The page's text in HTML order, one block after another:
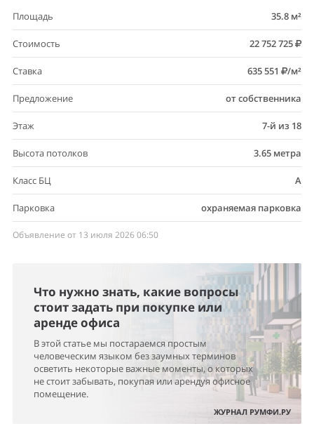
Площадь 35.8 м²
Стоимость 22 752 725
Ставка 635 551 /м²
Предложение от собственника
Этаж 7-й из 18
Высота потолков 3.65 метра
Класс БЦ A
Парковка охраняемая парковка
Объявление от 13 июля 2026 06:50
Что нужно знать, какие вопросы
стоит задать при покупке или
аренде офиса
В этой статье мы постараемся простым
человеческим языком без заумных терминов
осветить некоторые важные моменты, о которых
не стоит забывать, покупая или арендуя офисное
помещение.
ЖУРНАЛ РУМФИ.РУ